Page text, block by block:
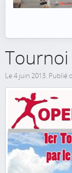
Le4 juin 2013. Publié